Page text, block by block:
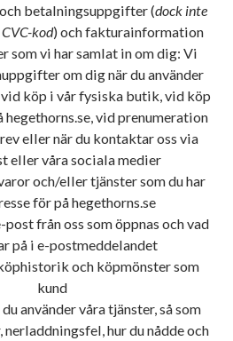
betalningsuppgifter (dock inte
kod) och fakturainformation
som vi har samlat in om dig: Vi
om dig när du använder
köp i vår fysiska butik, vid köp
hegethorns.se, vid prenumeration
eller när du kontaktar oss via
eller våra sociala medier
och/eller tjänster som du har
för på hegethorns.se
från oss som öppnas och vad
på i e-postmeddelandet
och köpmönster som
kund
använder våra tjänster, så som
hur du nådde och